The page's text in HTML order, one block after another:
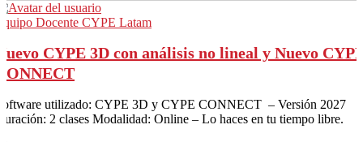
Docente CYPE Latam
CYPE 3D con análisis no lineal y Nuevo
utilizado: CYPE 3D y CYPE CONNECT – Versión 2027
2 clases Modalidad: Online – Lo haces en tu tiempo libre.